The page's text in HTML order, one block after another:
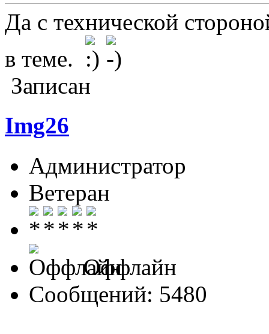
Да с технической
в теме.
Записан
Img26
Администратор
Ветеран
Оффлайн
Сообщений: 5480